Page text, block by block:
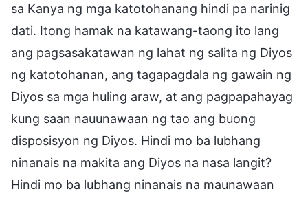
sa Kanya ng mga katotohanang hindi pa narinig
dati. Itong hamak na katawang-taong ito lang
ang pagsasakatawan ng lahat ng salita ng Diyos
ng katotohanan, ang tagapagdala ng gawain ng
Diyos sa mga huling araw, at ang pagpapahayag
kung saan nauunawaan ng tao ang buong
disposisyon ng Diyos. Hindi mo ba lubhang
ninanais na makita ang Diyos na nasa langit?
Hindi mo ba lubhang ninanais na maunawaan